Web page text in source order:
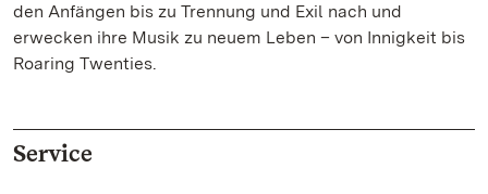
den Anfängen bis zu Trennung und Exil nach und
erwecken ihre Musik zu neuem Leben – von Innigkeit bis
Roaring Twenties.
Service